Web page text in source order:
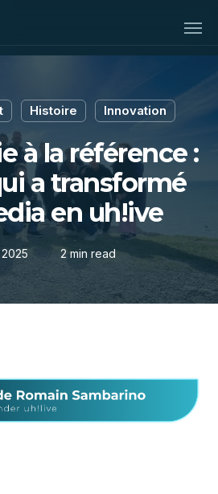
Histoire Innovation
à la référence :
a transformé
en uh!ive
2025 2 min read